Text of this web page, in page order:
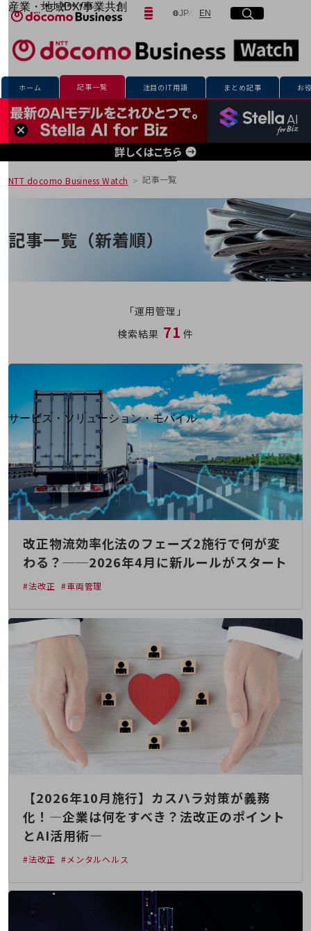
産業・地域DX/事業共創
OPEN HUB for Plural Futures
自律・分散・協調型社会の実現を目指し、
「社会可能性」を探究・実装する事業共創エコシステムです。
OPEN HUB for Plural Futuresとは
イベント/ウェビナー
記事コンテンツ
プレイヤー(カタリスト/パートナー企業)
事例
Smart World
産業・地域DXプラットフォーマーとして
企業と地域が持続成長する社会を目指します
Smart City
Smart Education
Smart Mobility
Smart Worksite
地域経済のさらなる活性化に取り組みます
自治体・地域社会との共創
LGPF(Local Government Platform)
サービス・ソリューション・モバイル
サービス・ソリューションTOP
DXに関する課題を解決する
サービス・ソリューションをご紹介
カテゴリーで探す
カテゴリーで探すTOP
ネットワーク・モバイル
クラウド・データセンター
5G
データ利活用
業務支援・マーケティング
課題・ニーズで探す
課題・ニーズで探すTOP
コミュニケーション・情報共有
マーケティング
業務効率化
災害対策
JP日本語
ENEnglish
サイト内検索
開く
メニュー
開く
フリーワードを入力して探す
フリーワードでNTTドコモビジネスの
検索する
ホーム 記事一覧 注目のIT用語 まとめ記事 お
NTT docomo Business Watch 記事一覧
記事一覧（新着順）
「運用管理」
検索結果 71 件
改正物流効率化法のフェーズ2施行で何が変
わる？──2026年4月に新ルールがスタート
#法改正 #車両管理
【2026年10月施行】カスハラ対策が義務
化！―企業は何をすべき？法改正のポイント
とAI活用術―
#法改正 #メンタルヘルス